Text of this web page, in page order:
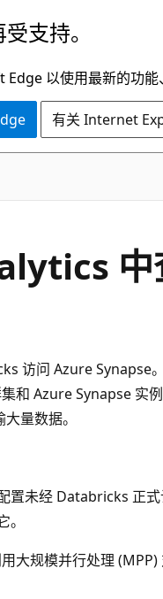
支持。
以使用最新的功能
有关 Internet
中
访问 Azure Synapse
和 Azure Synapse 实
量数据。
置未经 Databricks 正
大规模并行处理 (MPP)